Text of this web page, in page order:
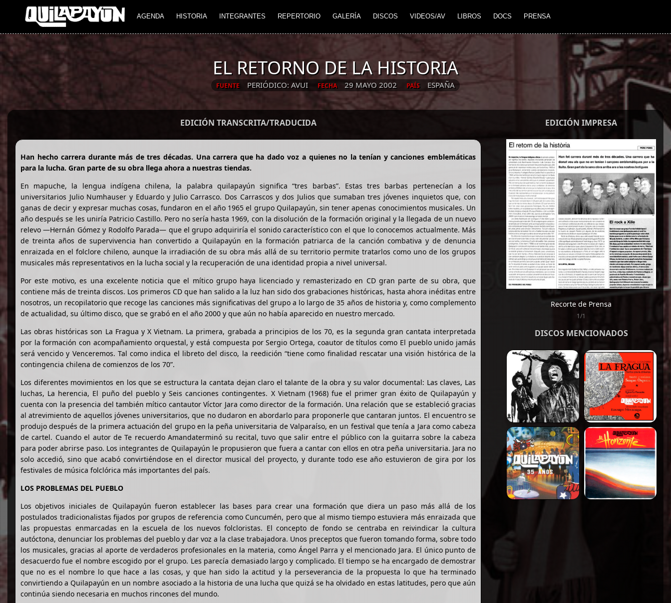
AGENDA HISTORIA INTEGRANTES REPERTORIO GALERÍA DISCOS VIDEOS/AV LIBROS DOCS PRENSA
EL RETORNO DE LA HISTORIA
FUENTE PERIÓDICO: AVUI FECHA 29 MAYO 2002 PAÍS ESPAÑA
EDICIÓN TRANSCRITA/TRADUCIDA
Han hecho carrera durante más de tres décadas. Una carrera que ha dado voz a quienes no la tenían y canciones emblemáticas
para la lucha. Gran parte de su obra llega ahora a nuestras tiendas.
En mapuche, la lengua indígena chilena, la palabra quilapayún significa “tres barbas”. Estas tres barbas pertenecían a los
universitarios Julio Numhauser y Eduardo y Julio Carrasco. Dos Carrascos y dos Julios que sumaban tres jóvenes inquietos que, con
ganas de decir y expresar muchas cosas, fundaron en el año 1965 el grupo Quilapayún, sin tener apenas conocimientos musicales. Un
año después se les uniría Patricio Castillo. Pero no sería hasta 1969, con la disolución de la formación original y la llegada de un nuevo
relevo —Hernán Gómez y Rodolfo Parada— que el grupo adquiriría el sonido característico con el que lo conocemos actualmente. Más
de treinta años de supervivencia han convertido a Quilapayún en la formación patriarca de la canción combativa y de denuncia
enraizada en el folclore chileno, aunque la irradiación de su obra más allá de su territorio permite tratarlos como uno de los grupos
musicales más representativos en la lucha social y la recuperación de una identidad propia a nivel universal.
Por este motivo, es una excelente noticia que el mítico grupo haya licenciado y remasterizado en CD gran parte de su obra, que
contiene más de treinta discos. Los primeros CD que han salido a la luz han sido dos grabaciones históricas, hasta ahora inéditas entre
nosotros, un recopilatorio que recoge las canciones más significativas del grupo a lo largo de 35 años de historia y, como complemento
de actualidad, su último disco, que se grabó en el año 2000 y que aún no había aparecido en nuestro mercado.
Las obras históricas son La Fragua y X Vietnam. La primera, grabada a principios de los 70, es la segunda gran cantata interpretada
por la formación con acompañamiento orquestal, y está compuesta por Sergio Ortega, coautor de títulos como El pueblo unido jamás
será vencido y Venceremos. Tal como indica el libreto del disco, la reedición “tiene como finalidad rescatar una visión histórica de la
contingencia chilena de comienzos de los 70”.
Los diferentes movimientos en los que se estructura la cantata dejan claro el talante de la obra y su valor documental: Las claves, Las
luchas, La herencia, El puño del pueblo y Seis canciones contingentes. X Vietnam (1968) fue el primer gran éxito de Quilapayún y
cuenta con la presencia del también mítico cantautor Víctor Jara como director de la formación. Una relación que se estableció gracias
al atrevimiento de aquellos jóvenes universitarios, que no dudaron en abordarlo para proponerle que cantaran juntos. El encuentro se
produjo después de la primera actuación del grupo en la peña universitaria de Valparaíso, en un festival que tenía a Jara como cabeza
de cartel. Cuando el autor de Te recuerdo Amandaterminó su recital, tuvo que salir entre el público con la guitarra sobre la cabeza
para poder abrirse paso. Los integrantes de Quilapayún le propusieron que fuera a cantar con ellos en otra peña universitaria. Jara no
solo accedió, sino que acabó convirtiéndose en el director musical del proyecto, y durante todo ese año estuvieron de gira por los
festivales de música folclórica más importantes del país.
LOS PROBLEMAS DEL PUEBLO
Los objetivos iniciales de Quilapayún fueron establecer las bases para crear una formación que diera un paso más allá de los
postulados tradicionalistas fijados por grupos de referencia como Cuncumén, pero que al mismo tiempo estuviera más enraizada que
las propuestas enmarcadas en la escuela de los nuevos folcloristas. El concepto de fondo se centraba en reivindicar la cultura
autóctona, denunciar los problemas del pueblo y dar voz a la clase trabajadora. Unos preceptos que fueron tomando forma, sobre todo
los musicales, gracias al aporte de verdaderos profesionales en la materia, como Ángel Parra y el mencionado Jara. El único punto de
desacuerdo fue el nombre escogido por el grupo. Les parecía demasiado largo y complicado. El tiempo se ha encargado de demostrar
que no es el nombre lo que hace a las cosas, y que han sido la actitud y la perseverancia de la propuesta lo que ha terminado
convirtiendo a Quilapayún en un nombre asociado a la historia de una lucha que quizá se ha olvidado en estas latitudes, pero que aún
continúa siendo necesaria en muchos rincones del mundo.
EDICIÓN IMPRESA
Recorte de Prensa
1/1
DISCOS MENCIONADOS